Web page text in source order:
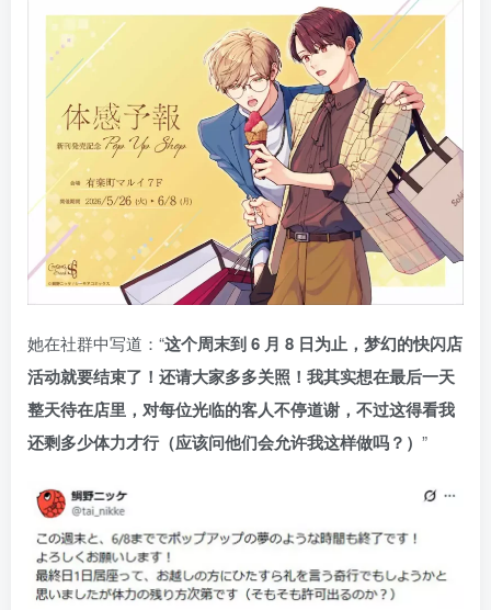
她在社群中写道：“这个周末到 6 月 8 日为止，梦幻的快闪店
活动就要结束了！还请大家多多关照！我其实想在最后一天
整天待在店里，对每位光临的客人不停道谢，不过这得看我
还剩多少体力才行（应该问他们会允许我这样做吗？） ”